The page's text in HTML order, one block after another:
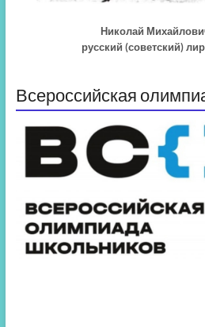
Николай
русский (советский)
Всероссийская